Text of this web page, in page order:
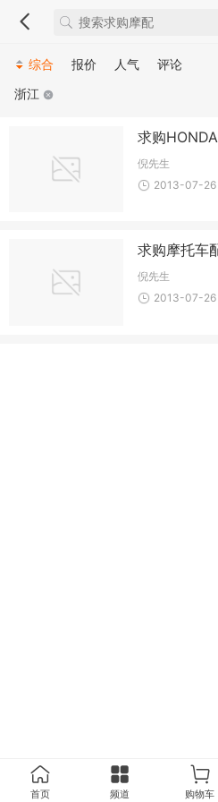
综合 报价 人气
评论
浙江
求购
倪先生
2013-07-26
求购摩托车
倪先生
2013-07-26
首页 频道 购物车